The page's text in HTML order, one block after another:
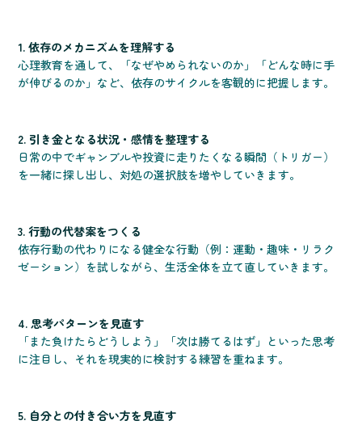
1. 依存のメカニズムを理解する
心理教育を通して、「なぜやめられないのか」「どんな時に手
が伸びるのか」など、依存のサイクルを客観的に把握します。
2. 引き金となる状況・感情を整理する
日常の中でギャンブルや投資に走りたくなる瞬間（トリガー）
を一緒に探し出し、対処の選択肢を増やしていきます。
3. 行動の代替案をつくる
依存行動の代わりになる健全な行動（例：運動・趣味・リラク
ゼーション）を試しながら、生活全体を立て直していきます。
4. 思考パターンを見直す
「また負けたらどうしよう」「次は勝てるはず」といった思考
に注目し、それを現実的に検討する練習を重ねます。
5. 自分との付き合い方を見直す